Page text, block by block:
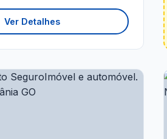
Ver Detalhes